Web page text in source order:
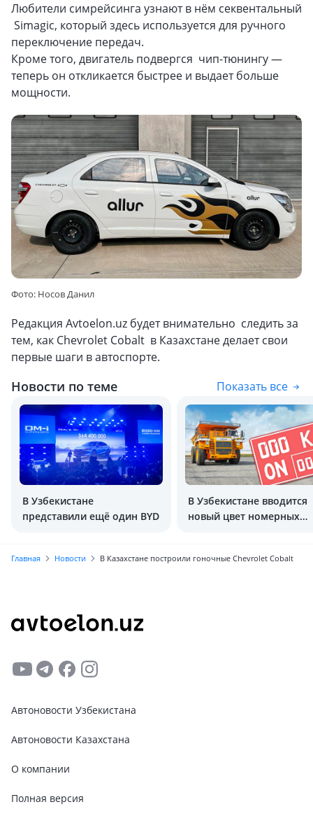
Любители симрейсинга узнают в нём секвентальный
Simagic, который здесь используется для ручного
переключение передач.
Кроме того, двигатель подвергся чип-тюнингу —
теперь он откликается быстрее и выдает больше
мощности.
Фото: Носов Данил
Редакция Avtoelon.uz будет внимательно следить за
тем, как Chevrolet Cobalt в Казахстане делает свои
первые шаги в автоспорте.
Новости по теме Показать все
В Узбекистане
представили ещё один BYD
В Узбекистане вводится
новый цвет номерных
Главная Новости В Казахстане построили гоночные Chevrolet Cobalt
Автоновости Узбекистана
Автоновости Казахстана
О компании
Полная версия